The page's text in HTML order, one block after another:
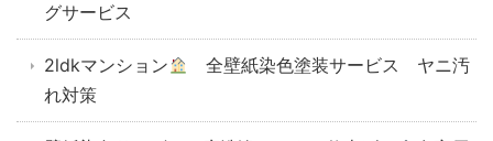
グサービス
2ldkマンション
全壁紙染色塗装サービス ヤニ汚
れ対策